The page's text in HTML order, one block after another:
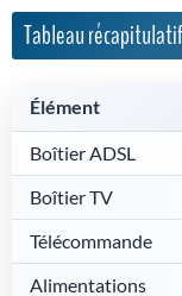
Tableau
Élément
Boîtier ADSL
Boîtier TV
Télécommande
Alimentations